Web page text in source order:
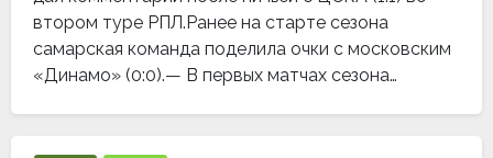
втором туре РПЛ.Ранее на старте сезона
самарская команда поделила очки с московским
«Динамо» (0:0).— В первых матчах сезона…